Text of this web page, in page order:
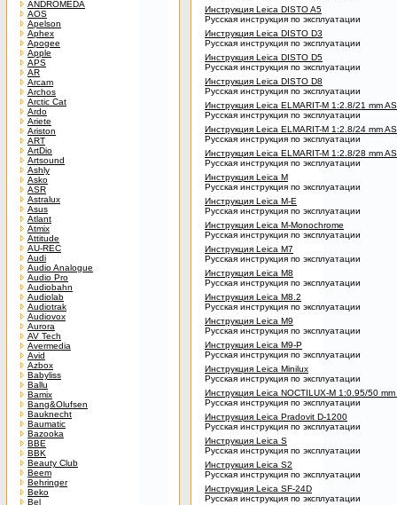
ANDROMEDA
AOS
Apelson
Aphex
Apogee
Apple
APS
AR
Arcam
Archos
Arctic Cat
Ardo
Ariete
Ariston
ART
ArtDio
Artsound
Ashly
Asko
ASR
Astralux
Asus
Atlant
Atmix
Attitude
AU-REC
Audi
Audio Analogue
Audio Pro
Audiobahn
Audiolab
Audiotrak
Audiovox
Aurora
AV Tech
Avermedia
Avid
Azbox
Babyliss
Ballu
Bamix
Bang&Olufsen
Bauknecht
Baumatic
Bazooka
BBE
BBK
Beauty Club
Beem
Behringer
Beko
Bel
Инструкция Leica DISTO A5
Русская инструкция по эксплуатации
Инструкция Leica DISTO D3
Русская инструкция по эксплуатации
Инструкция Leica DISTO D5
Русская инструкция по эксплуатации
Инструкция Leica DISTO D8
Русская инструкция по эксплуатации
Инструкция Leica ELMARIT-M 1:2.8/21 mm
Русская инструкция по эксплуатации
Инструкция Leica ELMARIT-M 1:2.8/24 mm
Русская инструкция по эксплуатации
Инструкция Leica ELMARIT-M 1:2.8/28 mm
Русская инструкция по эксплуатации
Инструкция Leica M
Русская инструкция по эксплуатации
Инструкция Leica M-E
Русская инструкция по эксплуатации
Инструкция Leica M-Monochrome
Русская инструкция по эксплуатации
Инструкция Leica M7
Русская инструкция по эксплуатации
Инструкция Leica M8
Русская инструкция по эксплуатации
Инструкция Leica M8.2
Русская инструкция по эксплуатации
Инструкция Leica M9
Русская инструкция по эксплуатации
Инструкция Leica M9-P
Русская инструкция по эксплуатации
Инструкция Leica Minilux
Русская инструкция по эксплуатации
Инструкция Leica NOCTILUX-M 1:0.95/50 mm
Русская инструкция по эксплуатации
Инструкция Leica Pradovit D-1200
Русская инструкция по эксплуатации
Инструкция Leica S
Русская инструкция по эксплуатации
Инструкция Leica S2
Русская инструкция по эксплуатации
Инструкция Leica SF-24D
Русская инструкция по эксплуатации